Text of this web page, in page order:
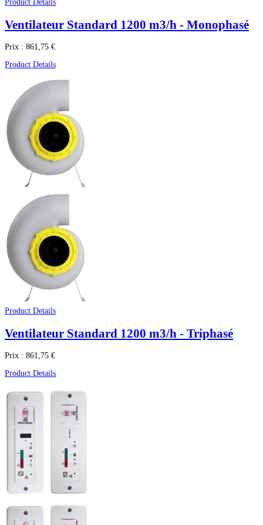
Product Details
Ventilateur Standard 1200 m3/h - Monophasé
Prix : 861,75 €
Product Details
Product Details
Ventilateur Standard 1200 m3/h - Triphasé
Prix : 861,75 €
Product Details